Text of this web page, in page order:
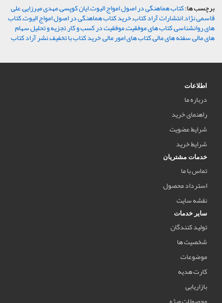
برچسب ها:کتاب هماهنگی در اصول امواج الیوت,ایان کوپسی,مهدی میرزایی,علی
قاسمی نژاد,انتشارات آراد کتاب,خرید کتاب هماهنگی در اصول امواج الیوت,کتاب
های روانشناسی,کتاب های موفقیت,موفقیت در کسب و کار,تجزیه و تحلیل سهام
های مالی,سفته های مالی,کتاب های امور مالی,خرید کتاب با تخفیف,نشر آراد کتاب
اطلاعات
درباره ما
راهنمای خرید
شرایط عضویت
شرایط خرید
خدمات مشتریان
تماس با ما
استرداد محصول
نقشه سایت
سایر خدمات
تولید کنندگان
شخصیت ها
موضوعات
کارت هدیه
بازاریابی